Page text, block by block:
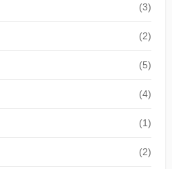
(3)
(2)
(5)
(4)
(1)
(2)